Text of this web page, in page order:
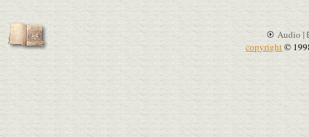
Audio |
copyright©